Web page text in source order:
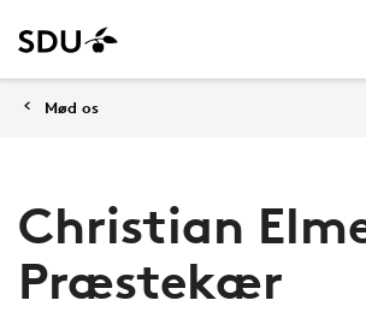
Mød os
Christian
Præstekær